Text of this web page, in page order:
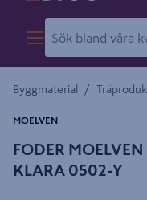
Byggmaterial /
FODER
KLARA 0502-Y
MOELVEN